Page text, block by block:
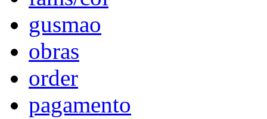
gusmao
obras
order
pagamento